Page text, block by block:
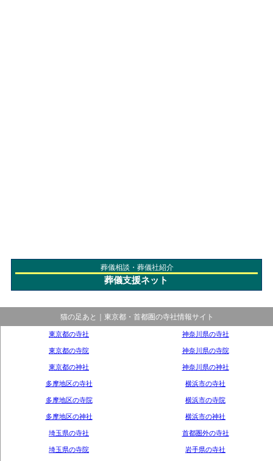
葬儀相談・葬儀社紹介
葬儀支援ネット
猫の足あと｜東京都・首都圏の寺社情報サイト
東京都の寺社
東京都の寺院
東京都の神社
多摩地区の寺社
多摩地区の寺院
多摩地区の神社
神奈川県の寺社
神奈川県の寺院
神奈川県の神社
横浜市の寺社
横浜市の寺院
横浜市の神社
埼玉県の寺社
埼玉県の寺院
首都圏外の寺社
岩手県の寺社